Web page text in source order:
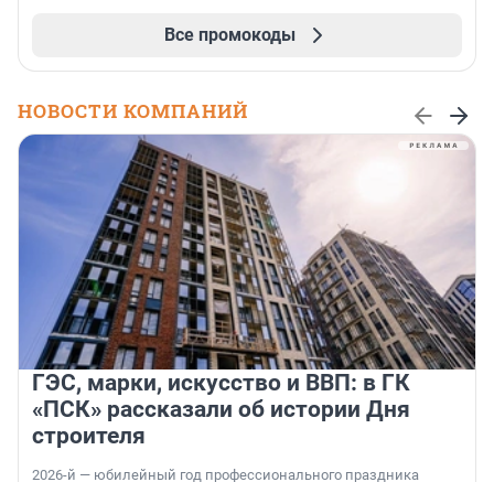
Все промокоды
НОВОСТИ КОМПАНИЙ
ГЭС, марки, искусство и ВВП: в ГК
«ПСК» рассказали об истории Дня
строителя
2026-й — юбилейный год профессионального праздника